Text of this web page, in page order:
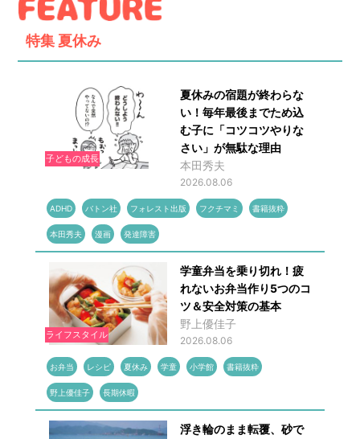
特集 夏休み
子どもの成長
夏休みの宿題が終わらな
い！毎年最後までため込
む子に「コツコツやりな
さい」が無駄な理由
本田秀夫
2026.08.06
ADHD バトン社 フォレスト出版 フクチマミ 書籍抜粋
本田秀夫 漫画 発達障害
ライフスタイル
学童弁当を乗り切れ！疲
れないお弁当作り5つのコ
ツ＆安全対策の基本
野上優佳子
2026.08.06
お弁当 レシピ 夏休み 学童 小学館 書籍抜粋
野上優佳子 長期休暇
浮き輪のまま転覆、砂で